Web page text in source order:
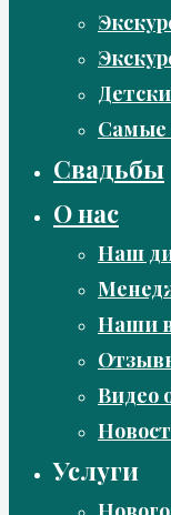
Самые
Свадьбы
О нас
Наш
Наши
Видео
Услуги